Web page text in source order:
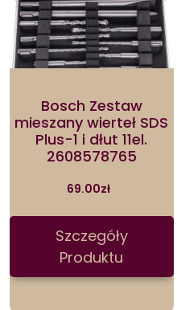
Bosch Zestaw
mieszany wierteł SDS
Plus-1 i dłut 11el.
2608578765
69.00zł
Szczegóły
Produktu